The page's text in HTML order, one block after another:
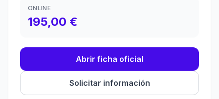
ONLINE
195,00 €
Abrir ficha oficial
Solicitar información